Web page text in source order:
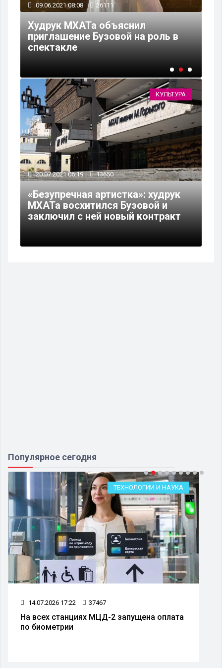
09.06.2021 08:08 26111
Худрук МХАТа объяснил
приглашение Бузовой на роль в
спектакле
КУЛЬТУРА
20.07.2021 06:19 13650
«Безупречная артистка»: худрук
МХАТа восхитился Бузовой и
заключил с ней новый контракт
Популярное сегодня
ТЕХНОЛОГИИ И НАУКА
14.07.2026 17:22 37467
На всех станциях МЦД-2 запущена оплата
по биометрии